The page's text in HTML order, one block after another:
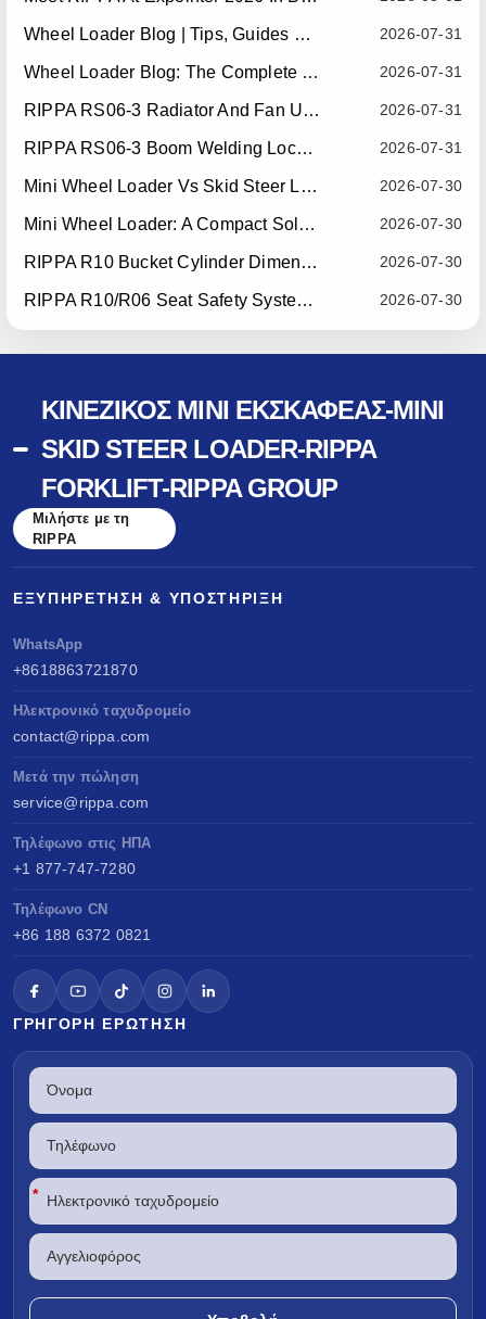
2026-07-31
Wheel Loader Blog | Tips, Guides & Attachments
2026-07-31
Wheel Loader Blog: The Complete Guide To Wheel Loaders For Construction, Agriculture, And Material Handling
2026-07-31
RIPPA RS06-3 Radiator And Fan Upgrade — Effective July 10, 2026
2026-07-31
RIPPA RS06-3 Boom Welding Locating Bar Optimization — Effective July 15, 2026
2026-07-30
Mini Wheel Loader Vs Skid Steer Loader: Which Compact Machine Is Better For Your Business?
2026-07-30
Mini Wheel Loader: A Compact Solution For Efficient Material Handling
2026-07-30
RIPPA R10 Bucket Cylinder Dimension Optimization — Effective July 15, 2026
2026-07-30
RIPPA R10/R06 Seat Safety System Upgrade — Effective July 22, 2026
ΚΙΝΈΖΙΚΟΣ ΜΊΝΙ ΕΚΣΚΑΦΈΑΣ-MINI
SKID STEER LOADER-RIPPA
FORKLIFT-RIPPA GROUP
Μιλήστε με τη
RIPPA
ΕΞΥΠΗΡΈΤΗΣΗ & ΥΠΟΣΤΉΡΙΞΗ
WhatsApp
+8618863721870
Ηλεκτρονικό ταχυδρομείο
contact@rippa.com
Μετά την πώληση
service@rippa.com
Τηλέφωνο στις ΗΠΑ
+1 877-747-7280
Τηλέφωνο CN
+86 188 6372 0821
ΓΡΉΓΟΡΗ ΕΡΏΤΗΣΗ
*